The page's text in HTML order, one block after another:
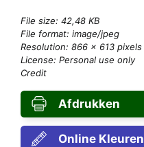
File size: 42,48 KB
File format: image/jpeg
Resolution: 866 × 613 pixels
License: Personal use only
Credit
Afdrukken
Online Kleuren